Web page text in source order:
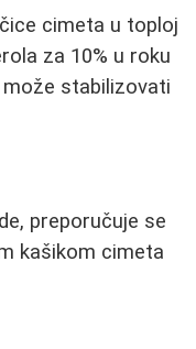
cimeta u toploj
za 10% u roku
stabilizovati
preporučuje se
kašikom cimeta